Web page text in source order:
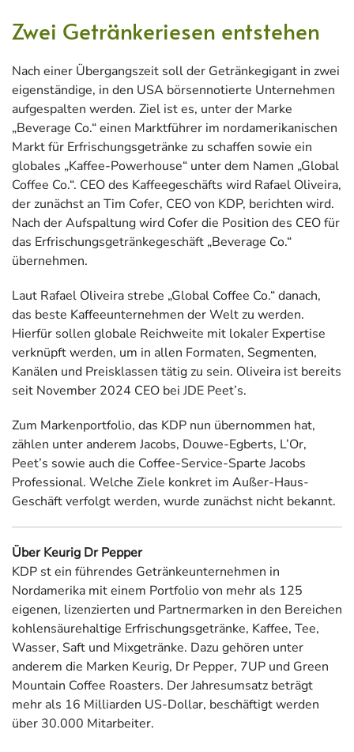
Zwei Getränkeriesen entstehen
Nach einer Übergangszeit soll der Getränkegigant in zwei
eigenständige, in den USA börsennotierte Unternehmen
aufgespalten werden. Ziel ist es, unter der Marke
„Beverage Co.“ einen Marktführer im nordamerikanischen
Markt für Erfrischungsgetränke zu schaffen sowie ein
globales „Kaffee-Powerhouse“ unter dem Namen „Global
Coffee Co.“. CEO des Kaffeegeschäfts wird Rafael Oliveira,
der zunächst an Tim Cofer, CEO von KDP, berichten wird.
Nach der Aufspaltung wird Cofer die Position des CEO für
das Erfrischungsgetränkegeschäft „Beverage Co.“
übernehmen.
Laut Rafael Oliveira strebe „Global Coffee Co.“ danach,
das beste Kaffeeunternehmen der Welt zu werden.
Hierfür sollen globale Reichweite mit lokaler Expertise
verknüpft werden, um in allen Formaten, Segmenten,
Kanälen und Preisklassen tätig zu sein. Oliveira ist bereits
seit November 2024 CEO bei JDE Peet’s.
Zum Markenportfolio, das KDP nun übernommen hat,
zählen unter anderem Jacobs, Douwe-Egberts, L’Or,
Peet’s sowie auch die Coffee-Service-Sparte Jacobs
Professional. Welche Ziele konkret im Außer-Haus-
Geschäft verfolgt werden, wurde zunächst nicht bekannt.
Über Keurig Dr Pepper
KDP st ein führendes Getränkeunternehmen in
Nordamerika mit einem Portfolio von mehr als 125
eigenen, lizenzierten und Partnermarken in den Bereichen
kohlensäurehaltige Erfrischungsgetränke, Kaffee, Tee,
Wasser, Saft und Mixgetränke. Dazu gehören unter
anderem die Marken Keurig, Dr Pepper, 7UP und Green
Mountain Coffee Roasters. Der Jahresumsatz beträgt
mehr als 16 Milliarden US-Dollar, beschäftigt werden
über 30.000 Mitarbeiter.